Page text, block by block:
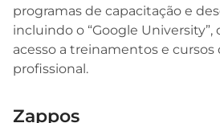
programas de capacitação e
incluindo o “Google
acesso a treinamentos e
profissional.
Zappos